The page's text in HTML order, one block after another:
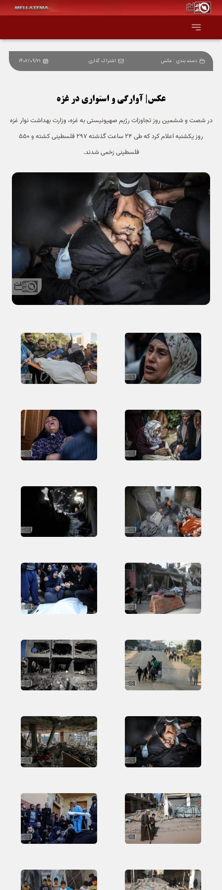
صفحه اصلی
همه عناوین
اقتصاد
سیاست و جهان
جامعه و فرهنگ
دانش و فناوری
ورزشی
حوادث
سبک زندگی
چند رسانه ای
دسته بندی : عکس اشتراک گذاری 1402/09/21
عکس| آوارگی و استواری در غزه
در شصت و ششمین روز تجاوزات رژیم صهیونیستی به غزه، وزارت بهداشت نوار غزه
روز یکشنبه اعلام کرد که طی 24 ساعت گذشته 297 فلسطینی کشته و 550
فلسطینی زخمی شدند.